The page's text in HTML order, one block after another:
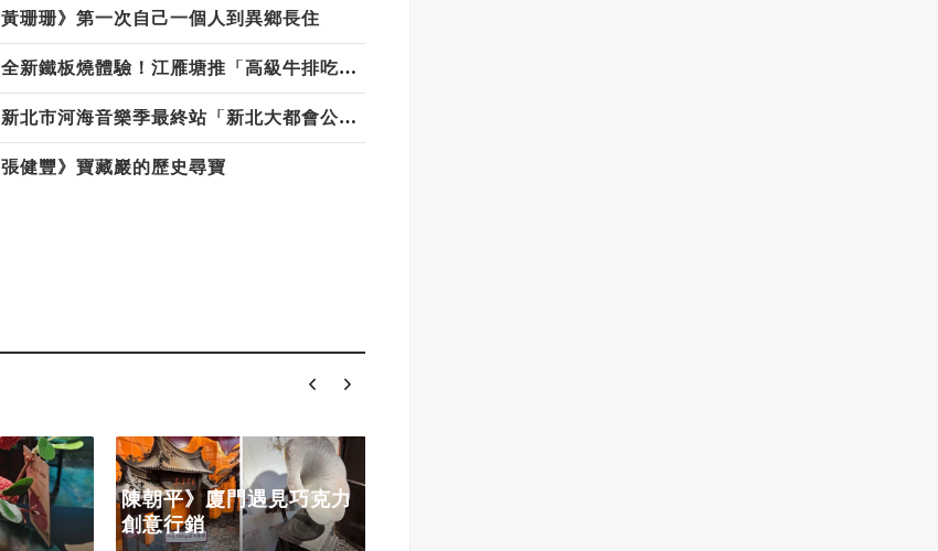
黃珊珊》第一次自己一個人到異鄉長住
全新鐵板燒體驗！江雁塘推「高級牛排吃到飽」，給饕客最豪華的味蕾享受
新北市河海音樂季最終站「新北大都會公園舞台」8/23-24登場
張健豐》寶藏巖的歷史尋寶
陳朝平》廈門遇見巧克力
創意行銷